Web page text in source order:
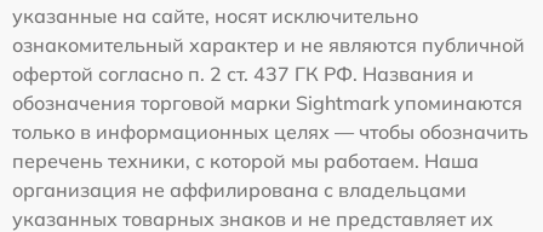
указанные на сайте, носят исключительно
ознакомительный характер и не являются публичной
офертой согласно п. 2 ст. 437 ГК РФ. Названия и
обозначения торговой марки Sightmark упоминаются
только в информационных целях — чтобы обозначить
перечень техники, с которой мы работаем. Наша
организация не аффилирована с владельцами
указанных товарных знаков и не представляет их